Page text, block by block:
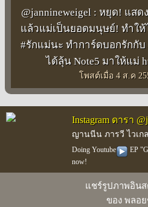
@jannineweigel : หยุด! แสด
แล้วแม่เป็นยอดมนุษย์! ทำใ
#รักแม่นะ ทำการ์ดบอกรักกับ
ได้ลุ้น Note5 มาให้แม่
โพสต์เมื่อ 4 ส.ค
Instagram ดารา
ญานนีน ภารวี ไวเกล
Doing Youtube
EP
now!
แชร์รูปภาพอิน
ของ พลอ